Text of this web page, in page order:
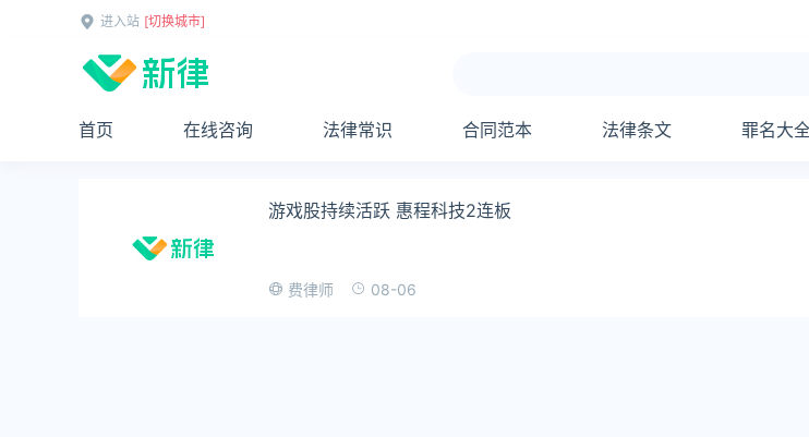
进入站 [切换城市]
首页 在线咨询 法律常识 合同范本 法律条文 罪名大
游戏股持续活跃 惠程科技2连板
费律师 08-06